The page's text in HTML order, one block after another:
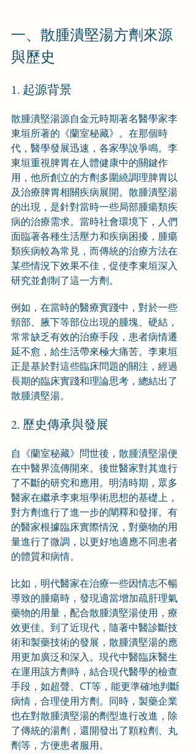
一、散腫潰堅湯方劑來源
與歷史
1. 起源背景
散腫潰堅湯源自金元時期著名醫學家李
東垣所著的《蘭室秘藏》。在那個時
代，醫學發展迅速，各家學說爭鳴。李
東垣重視脾胃在人體健康中的關鍵作
用，他所創立的方劑多圍繞調理脾胃以
及治療脾胃相關疾病展開。散腫潰堅湯
的出現，是針對當時一些局部腫瘍類疾
病的治療需求。當時社會環境下，人們
面臨著各種生活壓力和疾病困擾，腫瘍
類疾病較為常見，而傳統的治療方法在
某些情況下效果不佳，促使李東垣深入
研究並創制了這一方劑。
例如，在當時的醫療實踐中，對於一些
頸部、腋下等部位出現的腫塊、硬結，
常常缺乏有效的治療手段，患者病情遷
延不愈，給生活帶來極大痛苦。李東垣
正是基於對這些臨床問題的關注，經過
長期的臨床實踐和理論思考，總結出了
散腫潰堅湯。
2. 歷史傳承與發展
自《蘭室秘藏》問世後，散腫潰堅湯便
在中醫界流傳開來。後世醫家對其進行
了不斷的研究和應用。明清時期，眾多
醫家在繼承李東垣學術思想的基礎上，
對方劑進行了進一步的闡釋和發揮。有
的醫家根據臨床實際情況，對藥物的用
量進行了微調，以更好地適應不同患者
的體質和病情。
比如，明代醫家在治療一些因情志不暢
導致的腫瘍時，發現適當增加疏肝理氣
藥物的用量，配合散腫潰堅湯使用，療
效更佳。到了近現代，隨著中醫診斷技
術和製藥技術的發展，散腫潰堅湯的應
用更加廣泛和深入。現代中醫臨床醫生
在運用該方劑時，結合現代醫學的檢查
手段，如超聲、CT等，能更準確地判斷
病情，合理使用方劑。同時，製藥企業
也在對散腫潰堅湯的劑型進行改進，除
了傳統的湯劑，還開發出了顆粒劑、丸
劑等，方便患者服用。